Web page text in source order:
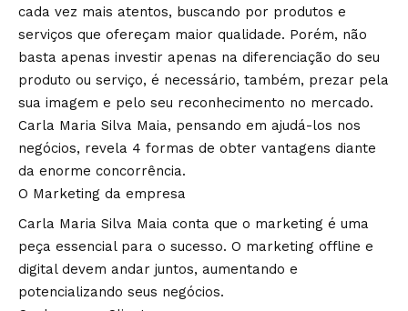
cada vez mais atentos, buscando por produtos e
serviços que ofereçam maior qualidade. Porém, não
basta apenas investir apenas na diferenciação do seu
produto ou serviço, é necessário, também, prezar pela
sua imagem e pelo seu reconhecimento no mercado.
Carla Maria Silva Maia, pensando em ajudá-los nos
negócios, revela 4 formas de obter vantagens diante
da enorme concorrência.
O Marketing da empresa
Carla Maria Silva Maia conta que o marketing é uma
peça essencial para o sucesso. O marketing offline e
digital devem andar juntos, aumentando e
potencializando seus negócios.